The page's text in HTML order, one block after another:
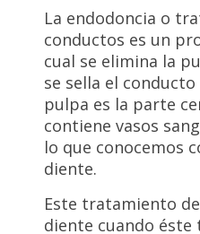
La endodoncia o
conductos es un
cual se elimina la
se sella el
pulpa es la parte
contiene vasos
lo que conocemos
diente.
Este tratamiento
diente cuando éste